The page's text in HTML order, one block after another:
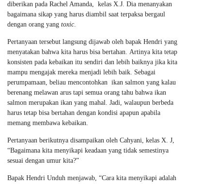
diberikan pada Rachel Amanda, kelas X.J. Dia menanyakan
bagaimana sikap yang harus diambil saat terpaksa bergaul
dengan orang yang toxic.
Pertanyaan tersebut langsung dijawab oleh bapak Hendri yang
menyatakan bahwa kita harus bisa bertahan. Artinya kita tetap
konsisten pada kebaikan itu sendiri dan lebih baiknya jika kita
mampu mengajak mereka menjadi lebih baik. Sebagai
perumpamaan, beliau mencontohkan ikan salmon yang kalau
berenang melawan arus tapi semua orang tahu bahwa ikan
salmon merupakan ikan yang mahal. Jadi, walaupun berbeda
harus tetap bisa bertahan dengan kondisi apapun apabila
memang membawa kebaikan.
Pertanyaan berikutnya disampaikan oleh Cahyani, kelas X. J,
“Bagaimana kita menyikapi keadaan yang tidak semestinya
sesuai dengan umur kita?”
Bapak Hendri Unduh menjawab, “Cara kita menyikapi adalah